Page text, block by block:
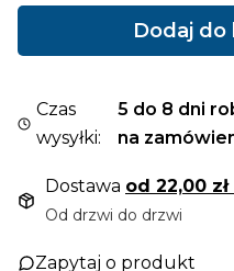
Dodaj do
Czas
wysyłki:
5 do 8 dni
na
Dostawa od 22,00 zł
Od drzwi do drzwi
Zapytaj o produkt